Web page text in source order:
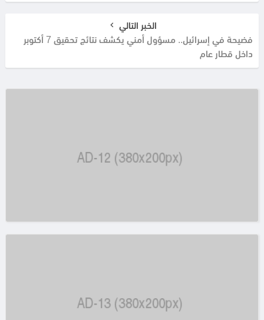
الخبر التالي
فضيحة في إسرائيل.. مسؤول أمني يكشف نتائج تحقيق 7 أكتوبر
داخل قطار عام